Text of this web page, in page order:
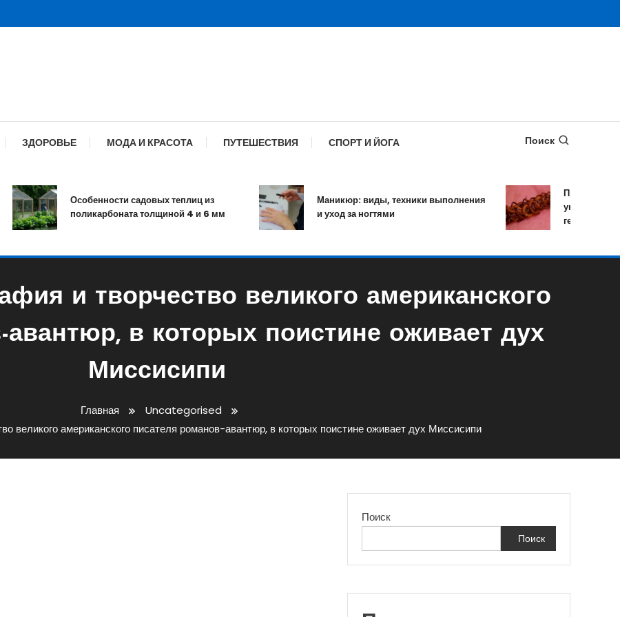
ЗДОРОВЬЕ МОДА И КРАСОТА ПУТЕШЕСТВИЯ СПОРТ И ЙОГА Поиск
Особенности садовых теплиц из
поликарбоната толщиной 4 и 6 мм
Маникюр: виды, техники выполнения
и уход за ногтями
уничтожает
гельминтов за
и творчество великого американского
авантюр, в которых поистине оживает дух
Миссисипи
Главная
Uncategorised
великого американского писателя романов-авантюр, в которых поистине оживает дух Миссисипи
Поиск
Поиск